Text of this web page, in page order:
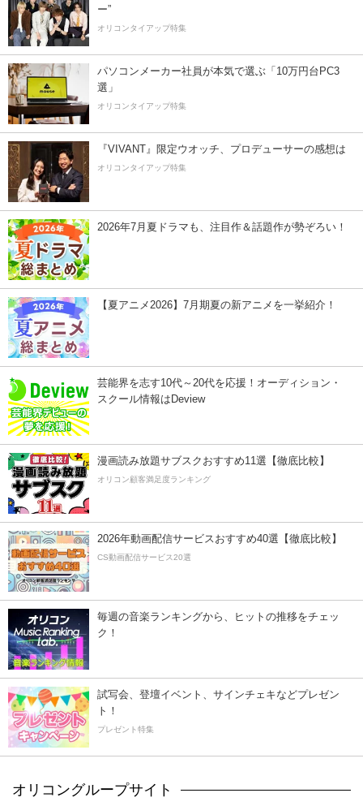
ー”
オリコンタイアップ特集
パソコンメーカー社員が本気で選ぶ「10万円台PC3
選」
オリコンタイアップ特集
『VIVANT』限定ウオッチ、プロデューサーの感想は
オリコンタイアップ特集
2026年7月夏ドラマも、注目作＆話題作が勢ぞろい！
【夏アニメ2026】7月期夏の新アニメを一挙紹介！
芸能界を志す10代～20代を応援！オーディション・
スクール情報はDeview
漫画読み放題サブスクおすすめ11選【徹底比較】
オリコン顧客満足度ランキング
2026年動画配信サービスおすすめ40選【徹底比較】
CS動画配信サービス20選
毎週の音楽ランキングから、ヒットの推移をチェッ
ク！
試写会、登壇イベント、サインチェキなどプレゼン
ト！
プレゼント特集
オリコングループサイト